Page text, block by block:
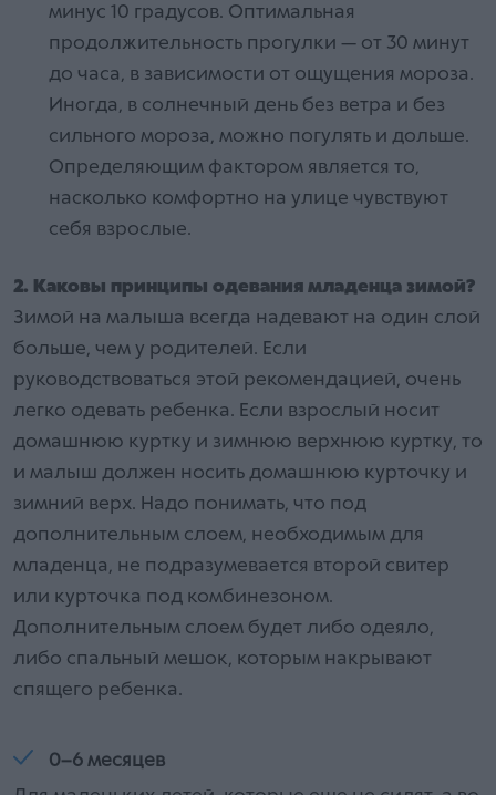
минус 10 градусов. Оптимальная
продолжительность прогулки — от 30 минут
до часа, в зависимости от ощущения мороза.
Иногда, в солнечный день без ветра и без
сильного мороза, можно погулять и дольше.
Определяющим фактором является то,
насколько комфортно на улице чувствуют
себя взрослые.
2. Каковы принципы одевания младенца зимой?
Зимой на малыша всегда надевают на один слой
больше, чем у родителей. Если
руководствоваться этой рекомендацией, очень
легко одевать ребенка. Если взрослый носит
домашнюю куртку и зимнюю верхнюю куртку, то
и малыш должен носить домашнюю курточку и
зимний верх. Надо понимать, что под
дополнительным слоем, необходимым для
младенца, не подразумевается второй свитер
или курточка под комбинезоном.
Дополнительным слоем будет либо одеяло,
либо спальный мешок, которым накрывают
спящего ребенка.
0–6 месяцев